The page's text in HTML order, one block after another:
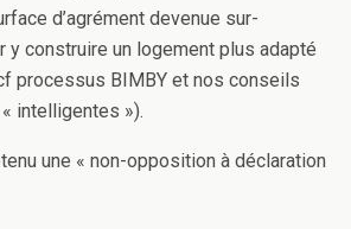
d’agrément devenue sur-
y construire un logement plus adapté
processus BIMBY et nos conseils
intelligentes »).
une « non-opposition à déclaration